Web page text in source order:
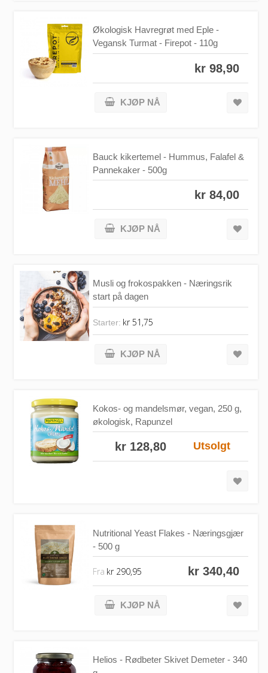
Økologisk Havregrøt med Eple -
Vegansk Turmat - Firepot - 110g
kr 98,90
KJØP NÅ
Bauck kikertemel - Hummus, Falafel &
Pannekaker - 500g
kr 84,00
KJØP NÅ
Musli og frokospakken - Næringsrik
start på dagen
Starter: kr 51,75
KJØP NÅ
Kokos- og mandelsmør, vegan, 250 g,
økologisk, Rapunzel
Utsolgt
kr 128,80
Nutritional Yeast Flakes - Næringsgjær
- 500 g
kr 340,40
Fra kr 290,95
KJØP NÅ
Helios - Rødbeter Skivet Demeter - 340